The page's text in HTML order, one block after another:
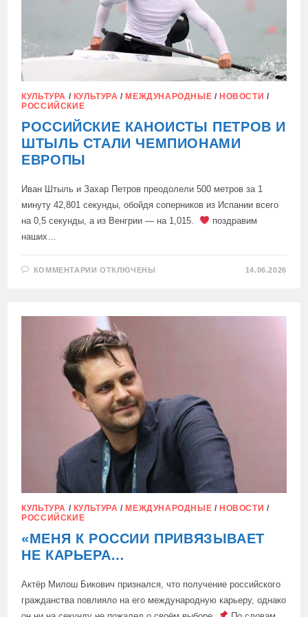
КУЛЬТУРА / КУЛЬТУРА / МЕЖДУНАРОДНЫЕ / НОВОСТИ /
РОССИЙСКИЕ
РОССИЙСКИЕ КАНОИСТЫ ПЕТРОВ И
ШТЫЛЬ СТАЛИ ЧЕМПИОНАМИ
ЕВРОПЫ
Иван Штыль и Захар Петров преодолели 500 метров за 1
минуту 42,801 секунды, обойдя соперников из Испании всего
на 0,5 секунды, а из Венгрии — на 1,015.
поздравим
наших…
КОММЕНТАРИИ К
И
ШТЫЛЬ
СТАЛИ
ЧЕМПИОНАМИ
ЕВРОПЫ
ОТКЛЮЧЕНЫ 14.06.2026
КУЛЬТУРА / КУЛЬТУРА / МЕЖДУНАРОДНЫЕ / НОВОСТИ /
РОССИЙСКИЕ
«МЕНЯ К РОССИИ ПРИВЯЗЫВАЕТ
НЕ КАРЬЕРА…
Актёр Милош Бикович признался, что получение российского
гражданства повлияло на его международную карьеру, однако